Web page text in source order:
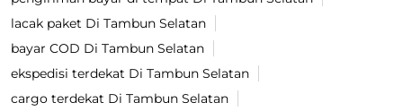
lacak paket Di Tambun Selatan
bayar COD Di Tambun Selatan
ekspedisi terdekat Di Tambun Selatan
cargo terdekat Di Tambun Selatan